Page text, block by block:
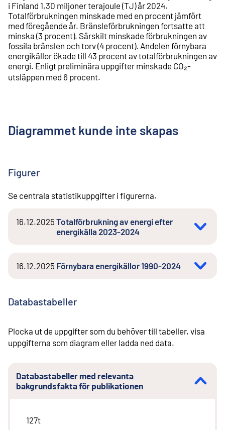
i Finland 1,30 miljoner terajoule (TJ) år 2024.
Totalförbrukningen minskade med en procent jämfört
med föregående år. Bränsleförbrukningen fortsatte att
minska (3 procent). Särskilt minskade förbrukningen av
fossila bränslen och torv (4 procent). Andelen förnybara
energikällor ökade till 43 procent av totalförbrukningen av
energi. Enligt preliminära uppgifter minskade CO₂-
utsläppen med 6 procent.
Diagrammet kunde inte skapas
Figurer
Se centrala statistikuppgifter i figurerna.
16.12.2025 Totalförbrukning av energi efter
energikälla 2023-2024
16.12.2025 Förnybara energikällor 1990-2024
Databastabeller
Plocka ut de uppgifter som du behöver till tabeller, visa
uppgifterna som diagram eller ladda ned data.
Databastabeller med relevanta
bakgrundsfakta för publikationen
127t